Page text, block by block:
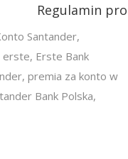
Regulamin
Santander,
erste, Erste Bank
, premia za konto w
Bank Polska,